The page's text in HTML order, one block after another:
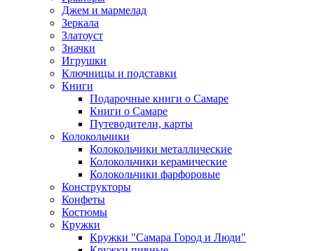
Джем и мармелад
Зеркала
Златоуст
Значки
Игрушки
Ключницы и подставки
Книги
Подарочные книги о Самаре
Книги о Самаре
Путеводители, карты
Колокольчики
Колокольчики металлические
Колокольчики керамические
Колокольчики фарфоровые
Конструкторы
Конфеты
Костюмы
Кружки
Кружки "Самара Город и Люди"